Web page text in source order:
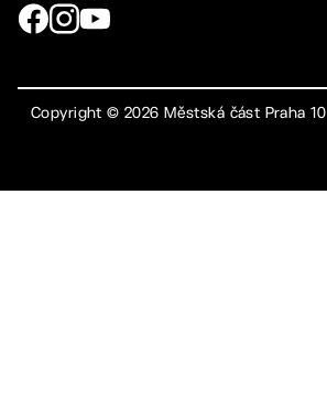
Copyright ©2026 Městská část Praha 10